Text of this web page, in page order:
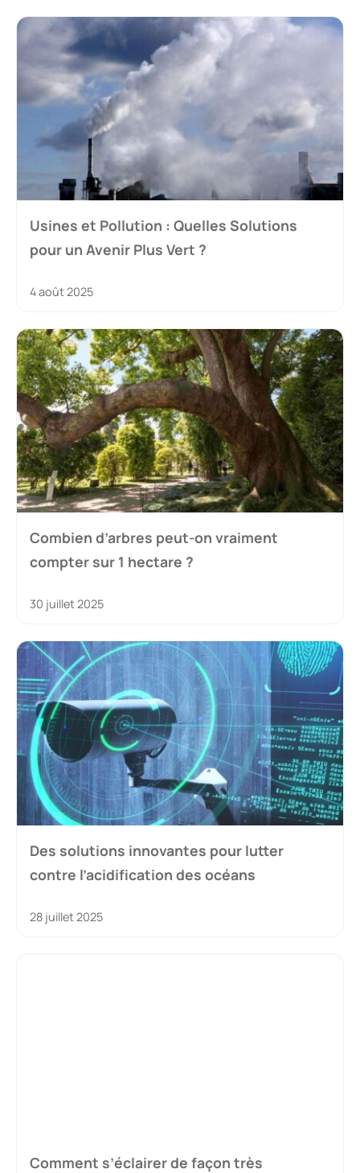
Usines et Pollution : Quelles Solutions
pour un Avenir Plus Vert ?
4 août 2025
Combien d’arbres peut-on vraiment
compter sur 1 hectare ?
30 juillet 2025
Des solutions innovantes pour lutter
contre l’acidification des océans
28 juillet 2025
Comment s’éclairer de façon très